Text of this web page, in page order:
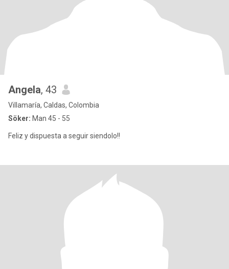
Angela, 43
Villamaría, Caldas, Colombia
Söker: Man 45 - 55
Feliz y dispuesta a seguir siendolo!!